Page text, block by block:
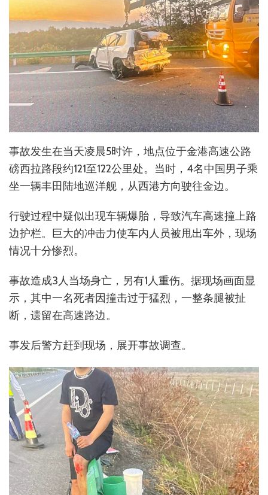
事故发生在当天凌晨5时许，地点位于金港高速公路
磅西拉路段约121至122公里处。当时，4名中国男子乘
坐一辆丰田陆地巡洋舰，从西港方向驶往金边。
行驶过程中疑似出现车辆爆胎，导致汽车高速撞上路
边护栏。巨大的冲击力使车内人员被甩出车外，现场
情况十分惨烈。
事故造成3人当场身亡，另有1人重伤。据现场画面显
示，其中一名死者因撞击过于猛烈，一整条腿被扯
断，遗留在高速路边。
事发后警方赶到现场，展开事故调查。